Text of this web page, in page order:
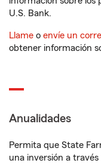
U.S. Bank.
Llame o envíe un
obtener información
Anualidades
Permita que State
una inversión a